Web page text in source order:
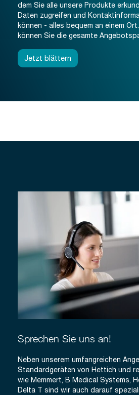
dem Sie alle unsere Produkte
Daten zugreifen und
können - alles bequem an einem
können Sie die gesamte
Jetzt blättern
Sprechen Sie uns an!
Neben unserem umfangreichen
Standardgeräten von Hettich und
wie Memmert, B Medical Systems,
Delta T sind wir auch darauf